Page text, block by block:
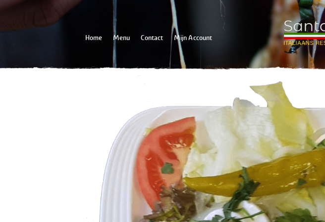
Home Menu Contact Mijn Account